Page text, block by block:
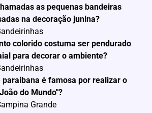
as pequenas bandeiras
na decoração junina?
colorido costuma ser pendurado
para decorar o ambiente?
paraibana é famosa por realizar o
do Mundo"?
Grande